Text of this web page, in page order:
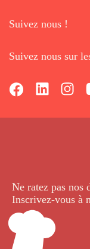
Suivez nous !
Suivez nous sur
Ne ratez pas nos
Inscrivez-vous à